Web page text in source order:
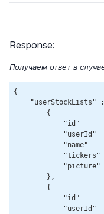
Response:
Получаем ответ в
{
"userStockLists"
        {
"id"
"userId"
"name"
"tickers"
"picture"
        },
        {
"id"
"userId"